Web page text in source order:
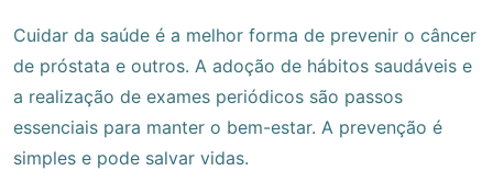
Cuidar da saúde é a melhor forma de prevenir o câncer
de próstata e outros. A adoção de hábitos saudáveis e
a realização de exames periódicos são passos
essenciais para manter o bem-estar. A prevenção é
simples e pode salvar vidas.